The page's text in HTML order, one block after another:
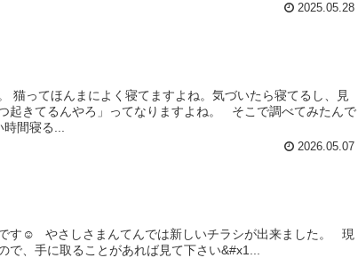
2025.05.28
猫ってほんまによく寝てますよね。気づいたら寝てるし、見
起きてるんやろ」ってなりますよね。 そこで調べてみたんで
間寝る...
2026.05.07
す☺️ やさしさまんてんでは新しいチラシが出来ました。 現
で、手に取ることがあれば見て下さい&#x1...